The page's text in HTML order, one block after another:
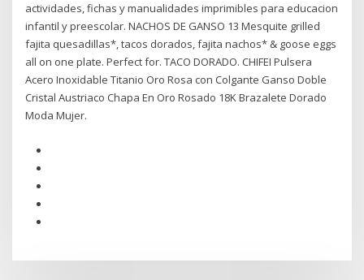
actividades, fichas y manualidades imprimibles para educacion
infantil y preescolar. NACHOS DE GANSO 13 Mesquite grilled
fajita quesadillas*, tacos dorados, fajita nachos* & goose eggs
all on one plate. Perfect for. TACO DORADO. CHIFEI Pulsera
Acero Inoxidable Titanio Oro Rosa con Colgante Ganso Doble
Cristal Austriaco Chapa En Oro Rosado 18K Brazalete Dorado
Moda Mujer.